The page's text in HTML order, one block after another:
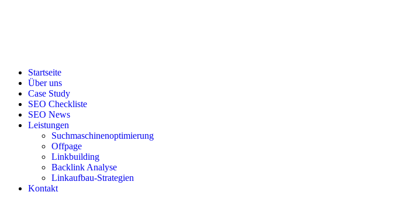
Startseite
Über uns
Case Study
SEO Checkliste
SEO News
Leistungen
Suchmaschinenoptimierung
Offpage
Linkbuilding
Backlink Analyse
Linkaufbau-Strategien
Kontakt